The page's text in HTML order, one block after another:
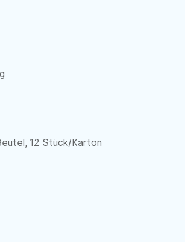
12 Stück/Karton